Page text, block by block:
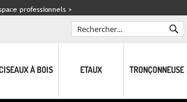
professionnels >
À BOIS ETAUX TRONÇONNEUSE